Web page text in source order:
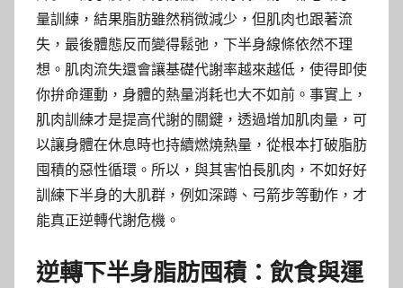
量訓練，結果脂肪雖然稍微減少，但肌肉也跟著流
失，最後體態反而變得鬆弛，下半身線條依然不理
想。肌肉流失還會讓基礎代謝率越來越低，使得即使
你拚命運動，身體的熱量消耗也大不如前。事實上，
肌肉訓練才是提高代謝的關鍵，透過增加肌肉量，可
以讓身體在休息時也持續燃燒熱量，從根本打破脂肪
囤積的惡性循環。所以，與其害怕長肌肉，不如好好
訓練下半身的大肌群，例如深蹲、弓箭步等動作，才
能真正逆轉代謝危機。
逆轉下半身脂肪囤積：飲食與運